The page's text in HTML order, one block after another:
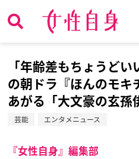
「年齢差もちょうど
の朝ドラ『ほんのモ
あがる「大文豪の玄孫
芸能 エンタメニュース
『女性自身』編集部